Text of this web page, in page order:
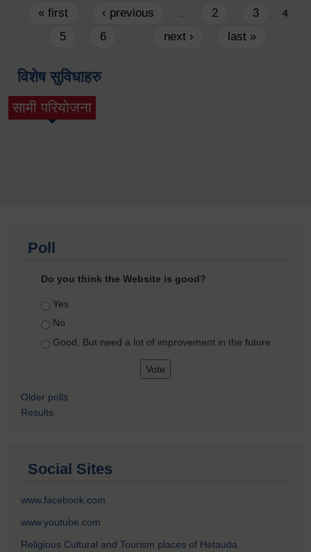
Pages
« first ‹ previous 2 3 4
5 6 next › last »
विशेष सुविधाहरु
सामी परियोजना
(active tab)
Poll
Do you think the Website is good?
Choices
Yes
No
Good, But need a lot of improvement in the future
Older polls
Results
Social Sites
www.facebook.com
www.youtube.com
Religious Cultural and Tourism places of Hetauda